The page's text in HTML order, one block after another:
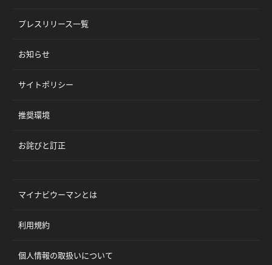
プレスリリース一覧
お知らせ
サイトポリシー
推奨環境
お詫びと訂正
マイナビウーマンとは
利用規約
個人情報の取扱いについて